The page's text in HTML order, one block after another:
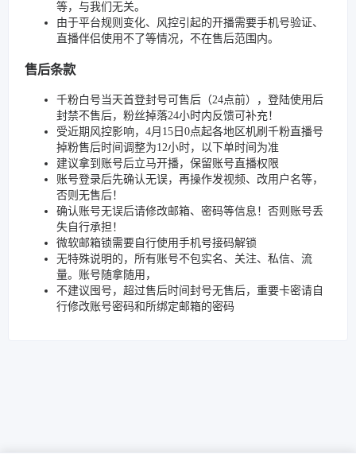
等，与我们无关。
由于平台规则变化、风控引起的开播需要手机号验证、
直播伴侣使用不了等情况，不在售后范围内。
售后条款
千粉白号当天首登封号可售后（24点前），登陆使用后
封禁不售后，粉丝掉落24小时内反馈可补充！
受近期风控影响，4月15日0点起各地区机刷千粉直播号
掉粉售后时间调整为12小时，以下单时间为准
建议拿到账号后立马开播，保留账号直播权限
账号登录后先确认无误，再操作发视频、改用户名等，
否则无售后！
确认账号无误后请修改邮箱、密码等信息！否则账号丢
失自行承担！
微软邮箱锁需要自行使用手机号接码解锁
无特殊说明的，所有账号不包实名、关注、私信、流
量。账号随拿随用，
不建议囤号，超过售后时间封号无售后，重要卡密请自
行修改账号密码和所绑定邮箱的密码